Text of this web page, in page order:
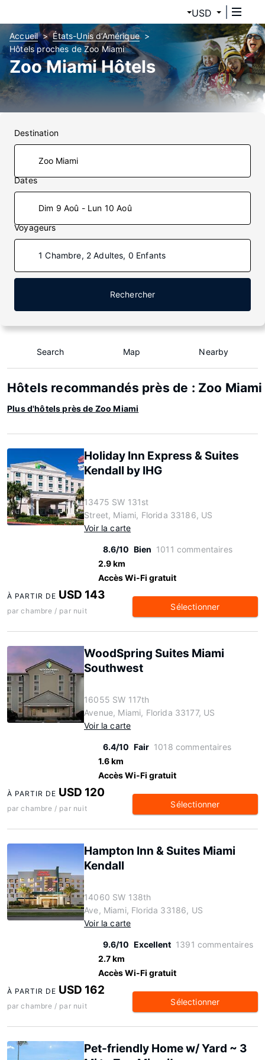
USD
Accueil
États-Unis d’Amérique
Hôtels proches de Zoo Miami
Zoo Miami Hôtels
Destination
Dates
Dim 9 Aoû - Lun 10 Aoû
Voyageurs
1 Chambre, 2 Adultes, 0 Enfants
Rechercher
Search Map Nearby
Hôtels recommandés près de : Zoo Miami
Plus d'hôtels près de Zoo Miami
Holiday Inn Express & Suites
Kendall by IHG
13475 SW 131st
Street, Miami, Florida 33186, US
Voir la carte
8.6/10 Bien 1011 commentaires
2.9 km
Accès Wi-Fi gratuit
À PARTIR DE USD 143
par chambre / par nuit Sélectionner
WoodSpring Suites Miami
Southwest
16055 SW 117th
Avenue, Miami, Florida 33177, US
Voir la carte
6.4/10 Fair 1018 commentaires
1.6 km
Accès Wi-Fi gratuit
À PARTIR DE USD 120
par chambre / par nuit Sélectionner
Hampton Inn & Suites Miami
Kendall
14060 SW 138th
Ave, Miami, Florida 33186, US
Voir la carte
9.6/10 Excellent 1391 commentaires
2.7 km
Accès Wi-Fi gratuit
À PARTIR DE USD 162
par chambre / par nuit Sélectionner
Pet-friendly Home w/ Yard ~ 3